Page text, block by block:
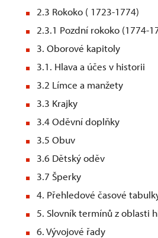
2.3 Rokoko ( 1723-1774)
2.3.1 Pozdní rokoko (1774-
3. Oborové kapitoly
3.1. Hlava a účes v historii
3.2 Límce a manžety
3.3 Krajky
3.4 Oděvní doplňky
3.5 Obuv
3.6 Dětský oděv
3.7 Šperky
4. Přehledové časové
5. Slovník termínů z oblasti
6. Vývojové řady